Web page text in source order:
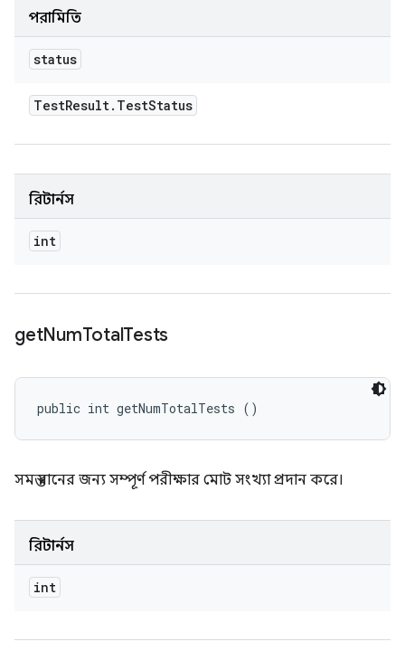
পরামিতি
status
TestResult. TestStatus
রিটার্নস
int
getNumTotalTests
public int getNumTotalTests ()
সমস্ত রানের জন্য সম্পূর্ণ পরীক্ষার মোট সংখ্যা প্রদান করে।
রিটার্নস
int